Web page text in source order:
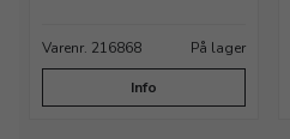
Varenr. 216868 På lager
Info